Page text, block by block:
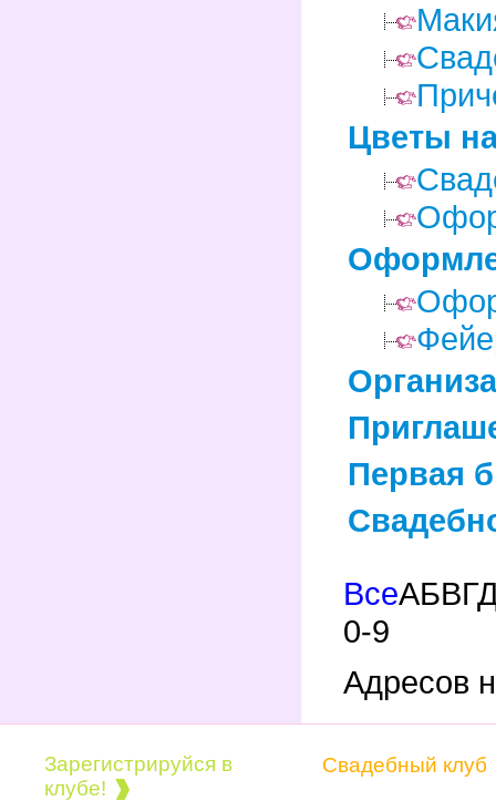
Цветы
Первая
ВсеАБВГ
0-9
Адресов
Зарегистрируйся в
клубе!
Свадебный клуб